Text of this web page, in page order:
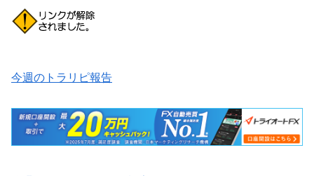
今週のトラリピ報告